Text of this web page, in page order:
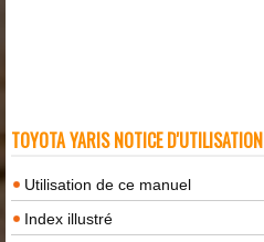
TOYOTA YARIS NOTICE D'UTILISATION
Utilisation de ce manuel
Index illustré